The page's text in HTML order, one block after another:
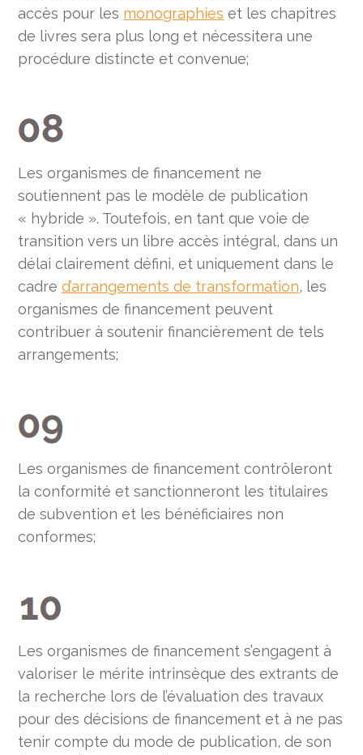
accès pour les monographies et les chapitres
de livres sera plus long et nécessitera une
procédure distincte et convenue;
Les organismes de financement ne
soutiennent pas le modèle de publication
« hybride ». Toutefois, en tant que voie de
transition vers un libre accès intégral, dans un
délai clairement défini, et uniquement dans le
cadred’arrangements de transformation, les
organismes de financement peuvent
contribuer à soutenir financièrement de tels
arrangements;
Les organismes de financement contrôleront
la conformité et sanctionneront les titulaires
de subvention et les bénéficiaires non
conformes;
Les organismes de financement s’engagent à
valoriser le mérite intrinsèque des extrants de
la recherche lors de l’évaluation des travaux
pour des décisions de financement et à ne pas
tenir compte du mode de publication, de son